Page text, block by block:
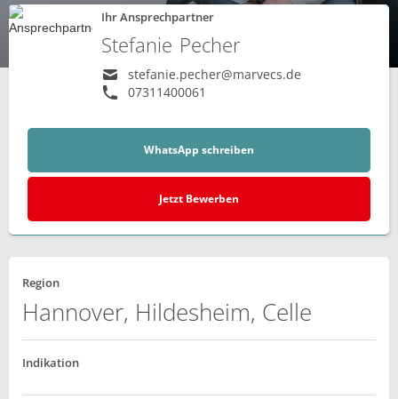
Ihr Ansprechpartner
Stefanie Pecher
stefanie.pecher@marvecs.de
07311400061
WhatsApp schreiben
Jetzt Bewerben
Region
Hannover, Hildesheim, Celle
Indikation